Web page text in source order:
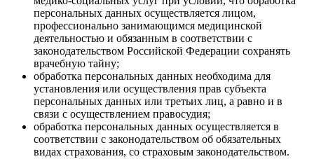
персональных данных осуществляется лицом,
профессионально занимающимся медицинской
деятельностью и обязанным в соответствии с
законодательством Российской Федерации сохранять
врачебную тайну;
обработка персональных данных необходима для
установления или осуществления прав субъекта
персональных данных или третьих лиц, а равно и в
связи с осуществлением правосудия;
обработка персональных данных осуществляется в
соответствии с законодательством об обязательных
видах страхования, со страховым законодательством.